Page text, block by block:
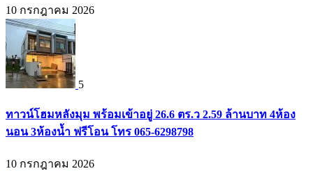
10 กรกฎาคม 2026
5
ทาวน์โฮมหลังมุม พร้อมเข้าอยู่ 26.6 ตร.ว 2.59 ล้านบาท 4ห้อง
นอน 3ห้องน้ำ ฟรีโอน โทร 065-6298798
10 กรกฎาคม 2026